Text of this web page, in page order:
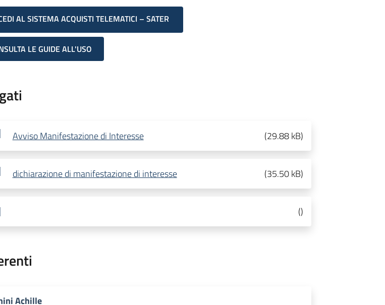
AL SISTEMA ACQUISTI TELEMATICI – SATER
LE GUIDE ALL'USO
Avviso Manifestazione di Interesse (29.88 kB)
dichiarazione di manifestazione di interesse (35.50 kB)
()
Achille